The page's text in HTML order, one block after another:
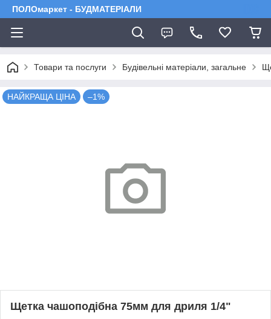
ПОЛОмаркет - БУДМАТЕРІАЛИ
Товари та послуги Будівельні матеріали, загальне
НАЙКРАЩА ЦІНА –1%
Щетка чашоподібна 75мм для дриля 1/4"